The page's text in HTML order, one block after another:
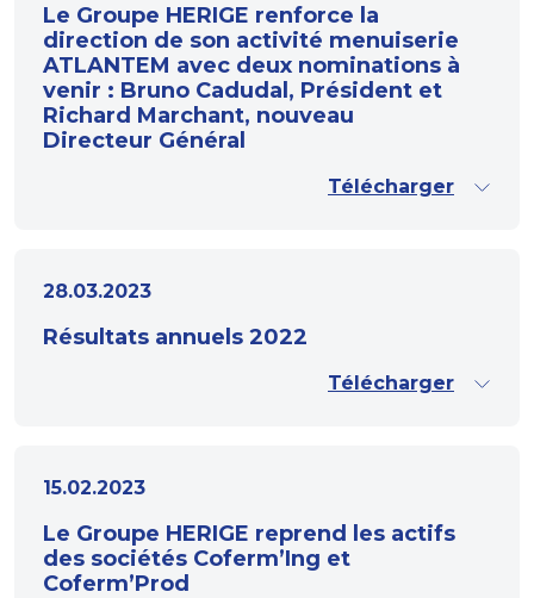
Le Groupe HERIGE renforce la
direction de son activité menuiserie
ATLANTEM avec deux nominations à
venir : Bruno Cadudal, Président et
Richard Marchant, nouveau
Directeur Général
Télécharger
28.03.2023
Résultats annuels 2022
Télécharger
15.02.2023
Le Groupe HERIGE reprend les actifs
des sociétés Coferm’Ing et
Coferm’Prod